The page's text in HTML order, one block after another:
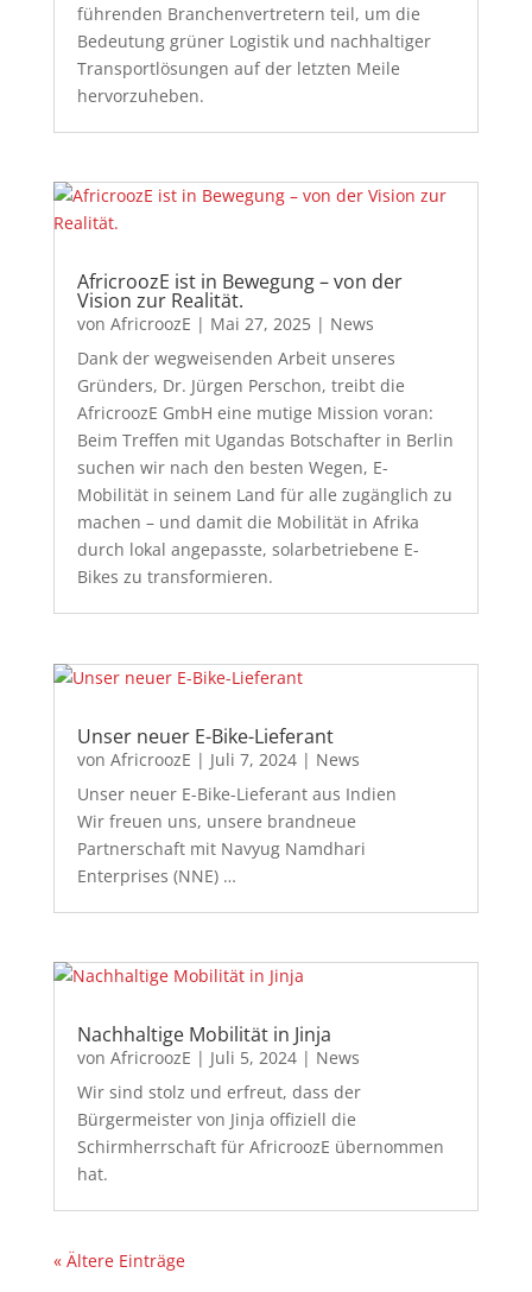
führenden Branchenvertretern teil, um die
Bedeutung grüner Logistik und nachhaltiger
Transportlösungen auf der letzten Meile
hervorzuheben.
AfricroozE ist in Bewegung – von der
Vision zur Realität.
von AfricroozE | Mai 27, 2025| News
Dank der wegweisenden Arbeit unseres
Gründers, Dr. Jürgen Perschon, treibt die
AfricroozE GmbH eine mutige Mission voran:
Beim Treffen mit Ugandas Botschafter in Berlin
suchen wir nach den besten Wegen, E-
Mobilität in seinem Land für alle zugänglich zu
machen – und damit die Mobilität in Afrika
durch lokal angepasste, solarbetriebene E-
Bikes zu transformieren.
Unser neuer E-Bike-Lieferant
von AfricroozE | Juli 7, 2024| News
Unser neuer E-Bike-Lieferant aus Indien
Wir freuen uns, unsere brandneue
Partnerschaft mit Navyug Namdhari
Enterprises (NNE) …
Nachhaltige Mobilität in Jinja
von AfricroozE | Juli 5, 2024| News
Wir sind stolz und erfreut, dass der
Bürgermeister von Jinja offiziell die
Schirmherrschaft für AfricroozE übernommen
hat.
« Ältere Einträge